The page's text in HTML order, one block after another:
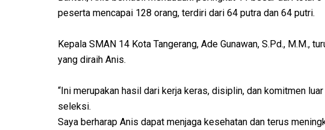
peserta mencapai 128 orang, terdiri dari 64 putra dan 64 putri.
Kepala SMAN 14 Kota Tangerang, Ade Gunawan, S.Pd., M.M.,
yang diraih Anis.
“Ini merupakan hasil dari kerja keras, disiplin, dan komitmen
seleksi.
Saya berharap Anis dapat menjaga kesehatan dan terus